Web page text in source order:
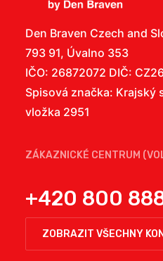
Den Braven Czech and
793 91, Úvalno 353
IČO: 26872072 DIČ:
Spisová značka: Krajský
vložka 2951
ZÁKAZNICKÉ CENTRUM
+420 800
ZOBRAZIT VŠECHNY